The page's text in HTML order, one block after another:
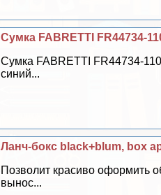
Сумка FABRETTI FR44734-
Сумка FABRETTI FR44734-
синий...
Ланч-бокс black+blum, box
Позволит красиво оформить
вынос...